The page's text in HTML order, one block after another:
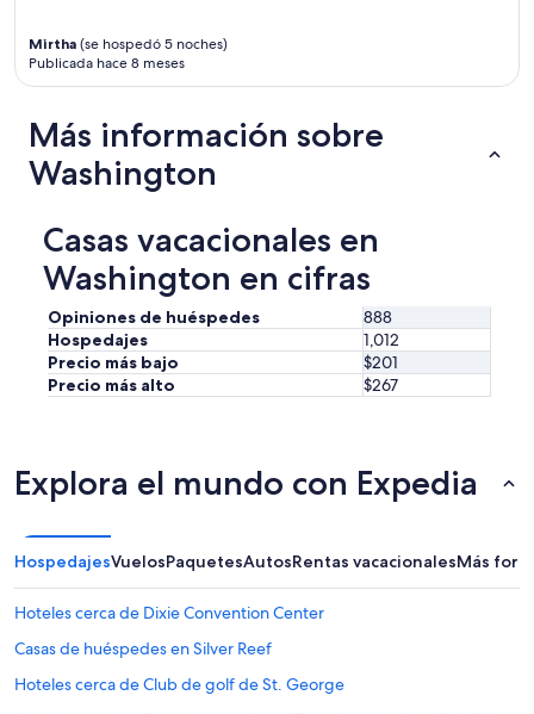
Mirtha (se hospedó 5 noches)
Publicada hace 8 meses
Más información sobre
Washington
Casas vacacionales en
Washington en cifras
Opiniones de huéspedes
888
Hospedajes
1,012
Precio más bajo
$201
Precio más alto
$267
Explora el mundo con Expedia
HospedajesVuelosPaquetesAutosRentas vacacionalesMás
Hoteles cerca de Dixie Convention Center
Casas de huéspedes en Silver Reef
Hoteles cerca de Club de golf de St. George